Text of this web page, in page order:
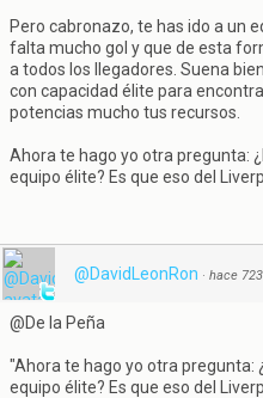
Pero cabronazo, te has ido a un
falta mucho gol y que de esta
a todos los llegadores. Suena
con capacidad élite para
potencias mucho tus recursos.
Ahora te hago yo otra pregunta:
equipo élite? Es que eso del
@DavidLeonRon · hace
@De la Peña
"Ahora te hago yo otra pregunta:
equipo élite? Es que eso del